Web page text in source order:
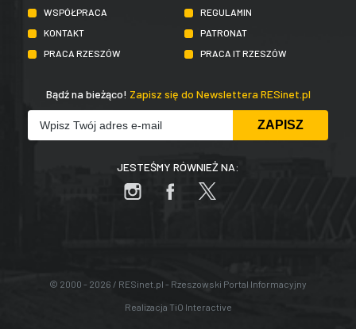
WSPÓŁPRACA
REGULAMIN
KONTAKT
PATRONAT
PRACA RZESZÓW
PRACA IT RZESZÓW
Bądź na bieżąco! Zapisz się do Newslettera RESinet.pl
JESTEŚMY RÓWNIEŻ NA:
© 2000 - 2026 / RESinet.pl - Rzeszowski Portal Informacyjny
Realizacja TiO Interactive